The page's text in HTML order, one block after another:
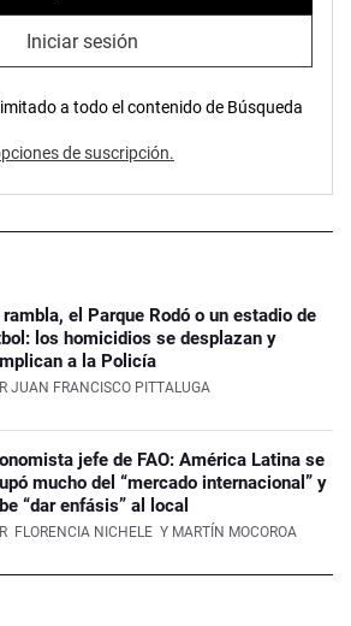
Iniciar sesión
a todo el contenido de Búsqueda
de suscripción.
rambla, el Parque Rodó o un estadio de
los homicidios se desplazan y
a la Policía
JUAN FRANCISCO PITTALUGA
jefe de FAO: América Latina se
mucho del “mercado internacional” y
“dar enfásis” al local
FLORENCIA NICHELE Y MARTÍN MOCOROA